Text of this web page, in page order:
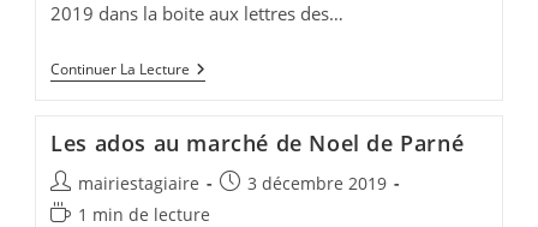
2019 dans la boite aux lettres des…
Continuer La Lecture Programme
Club
2019
Les ados au marché de Noel de Parné
Auteur/autrice
de
mairiestagiaire
Publication
3 décembre 2019
Temps1 min de lecture